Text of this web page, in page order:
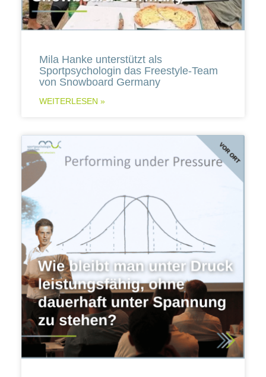
Mila Hanke unterstützt als
Sportpsychologin das Freestyle-Team
von Snowboard Germany
WEITERLESEN »